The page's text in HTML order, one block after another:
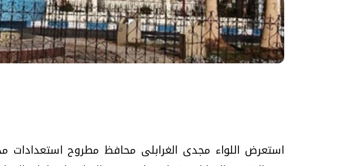
استعرض اللواء مجدى الغرابلى محافظ مطروح استعدادات
تحقيقات وحوارات تحقيقات وحوارات